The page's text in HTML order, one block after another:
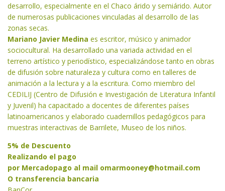
desarrollo, especialmente en el Chaco árido y semiárido. Autor
de numerosas publicaciones vinculadas al desarrollo de las
zonas secas.
Mariano Javier Medina es escritor, músico y animador
sociocultural. Ha desarrollado una variada actividad en el
terreno artístico y periodístico, especializándose tanto en obras
de difusión sobre naturaleza y cultura como en talleres de
animación a la lectura y a la escritura. Como miembro del
CEDILIJ (Centro de Difusión e Investigación de Literatura Infantil
y Juvenil) ha capacitado a docentes de diferentes países
latinoamericanos y elaborado cuadernillos pedagógicos para
muestras interactivas de Barrilete, Museo de los niños.
5% de Descuento
Realizando el pago
por Mercadopago al mail omarmooney@hotmail.com
O transferencia bancaria